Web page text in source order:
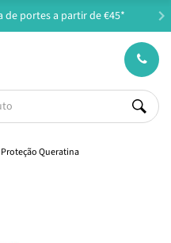
de portes a partir de €45*
Queratina